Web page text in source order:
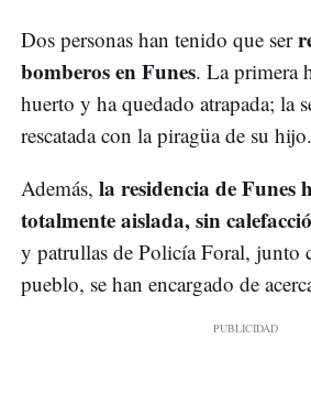
Dos personas han tenido que ser
bomberos en Funes. La primera
huerto y ha quedado atrapada; la
rescatada con la piragüa de su hijo.
Además, la residencia de Funes
totalmente aislada, sin
y patrullas de Policía Foral, junto
pueblo, se han encargado de